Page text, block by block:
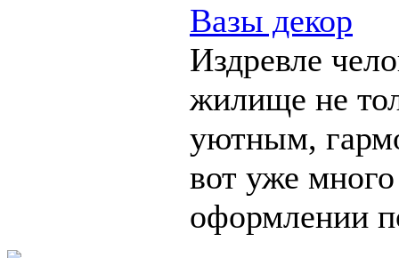
Вазы декор
Издревле
жилище не
уютным,
вот уже
оформлении